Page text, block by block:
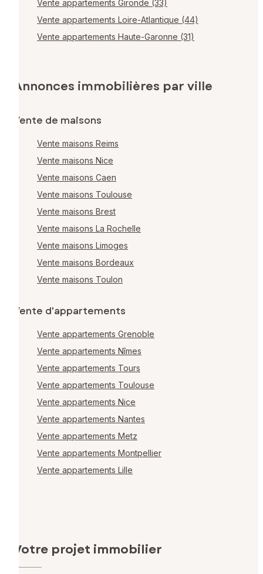
Vente appartements Gironde (33)
Vente appartements Loire-Atlantique (44)
Vente appartements Haute-Garonne (31)
Annonces immobilières par ville
Vente de maisons
Vente maisons Reims
Vente maisons Nice
Vente maisons Caen
Vente maisons Toulouse
Vente maisons Brest
Vente maisons La Rochelle
Vente maisons Limoges
Vente maisons Bordeaux
Vente maisons Toulon
Vente d'appartements
Vente appartements Grenoble
Vente appartements Nîmes
Vente appartements Tours
Vente appartements Toulouse
Vente appartements Nice
Vente appartements Nantes
Vente appartements Metz
Vente appartements Montpellier
Vente appartements Lille
Votre projet immobilier